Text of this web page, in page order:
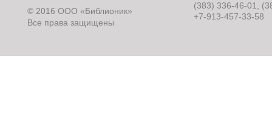
© 2016 ООО «Библионик»
Все права защищены
(383) 336-46-01,
+7-913-457-33-58